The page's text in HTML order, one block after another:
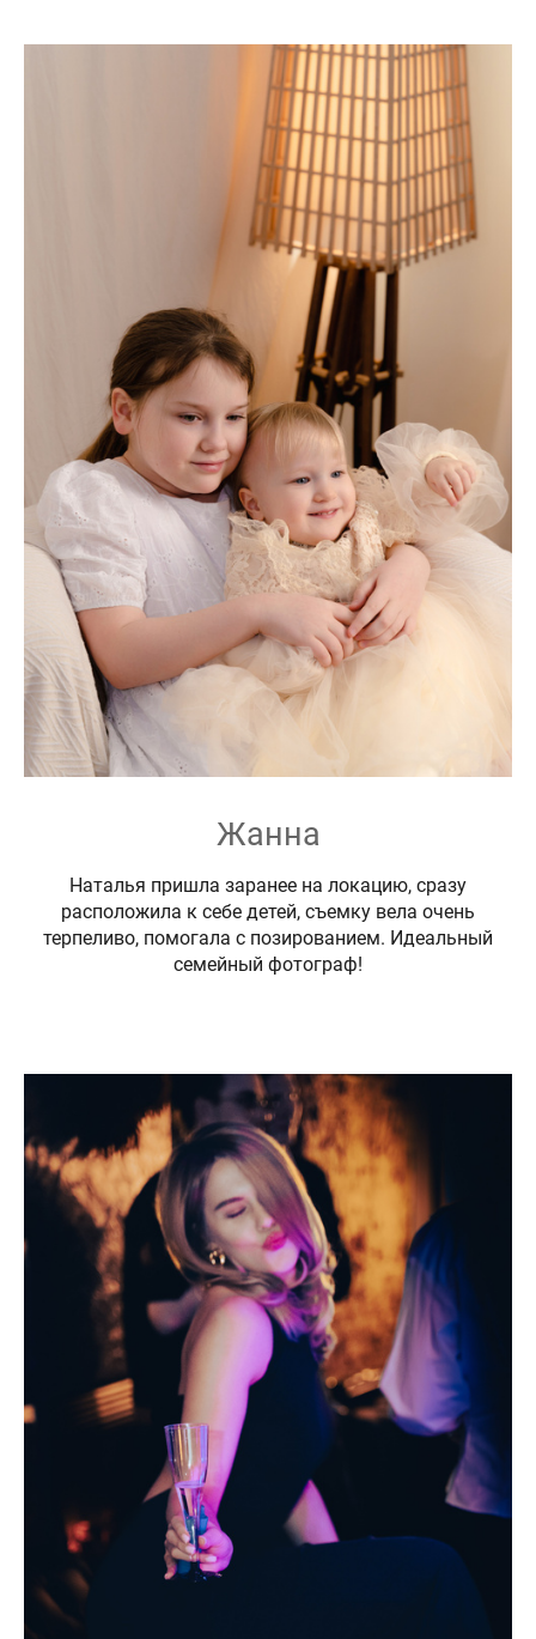
Жанна
Наталья пришла заранее на локацию, сразу
расположила к себе детей, съемку вела очень
терпеливо, помогала с позированием. Идеальный
семейный фотограф!